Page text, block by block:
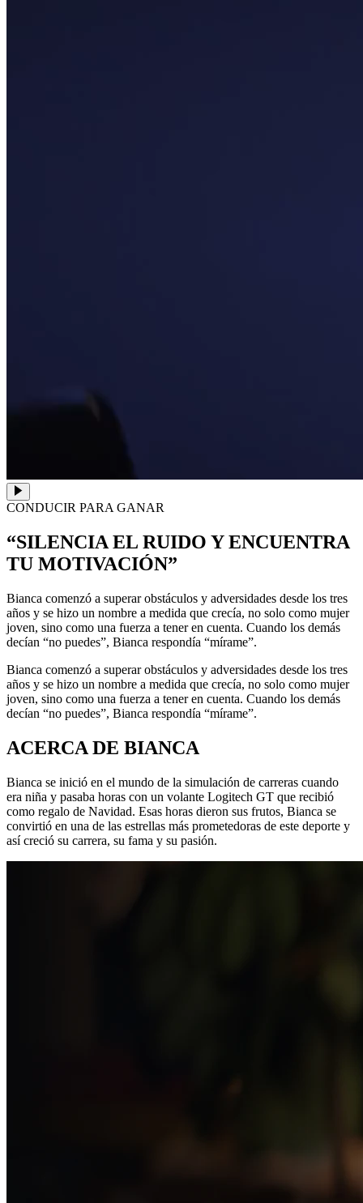
CONDUCIR PARA GANAR
“SILENCIA EL RUIDO Y ENCUENTRA
TU MOTIVACIÓN”
Bianca comenzó a superar obstáculos y adversidades desde los tres
años y se hizo un nombre a medida que crecía, no solo como mujer
joven, sino como una fuerza a tener en cuenta. Cuando los demás
decían “no puedes”, Bianca respondía “mírame”.
Bianca comenzó a superar obstáculos y adversidades desde los tres
años y se hizo un nombre a medida que crecía, no solo como mujer
joven, sino como una fuerza a tener en cuenta. Cuando los demás
decían “no puedes”, Bianca respondía “mírame”.
ACERCA DE BIANCA
Bianca se inició en el mundo de la simulación de carreras cuando
era niña y pasaba horas con un volante Logitech GT que recibió
como regalo de Navidad. Esas horas dieron sus frutos, Bianca se
convirtió en una de las estrellas más prometedoras de este deporte y
así creció su carrera, su fama y su pasión.